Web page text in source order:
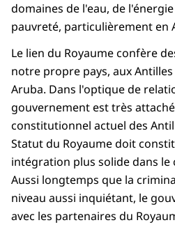
domaines de l'eau, de
pauvreté, particulièrement en
Le lien du Royaume confère
notre propre pays, aux
Aruba. Dans l'optique de
gouvernement est très
constitutionnel actuel des
Statut du Royaume doit
intégration plus solide dans le
Aussi longtemps que la
niveau aussi inquiétant, le
avec les partenaires du